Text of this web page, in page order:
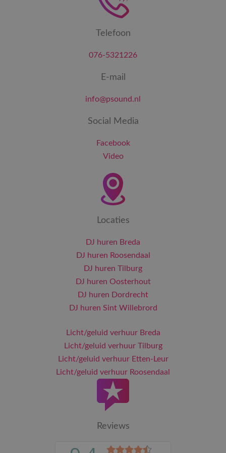
Telefoon
076-5321226
E-mail
info@psound.nl
Social Media
Facebook
Video
Locaties
DJ huren Breda
DJ huren Roosendaal
DJ huren Tilburg
DJ huren Oosterhout
DJ huren Dordrecht
DJ huren Sint Willebrord
Licht/geluid verhuur Breda
Licht/geluid verhuur Tilburg
Licht/geluid verhuur Etten-Leur
Licht/geluid verhuur Roosendaal
Reviews